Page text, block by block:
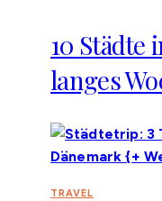
10 Städte
langes
TRAVEL